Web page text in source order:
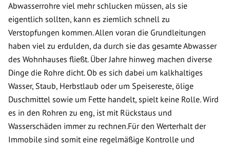
Abwasserrohre viel mehr schlucken müssen, als sie
eigentlich sollten, kann es ziemlich schnell zu
Verstopfungen kommen. Allen voran die Grundleitungen
haben viel zu erdulden, da durch sie das gesamte Abwasser
des Wohnhauses fließt. Über Jahre hinweg machen diverse
Dinge die Rohre dicht. Ob es sich dabei um kalkhaltiges
Wasser, Staub, Herbstlaub oder um Speisereste, ölige
Duschmittel sowie um Fette handelt, spielt keine Rolle. Wird
es in den Rohren zu eng, ist mit Rückstaus und
Wasserschäden immer zu rechnen.Für den Werterhalt der
Immobile sind somit eine regelmäßige Kontrolle und